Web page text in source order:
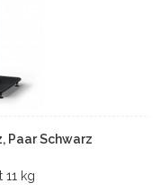
Paar Schwarz
11 kg